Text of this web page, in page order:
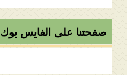
صفحتنا على الفايس بوك